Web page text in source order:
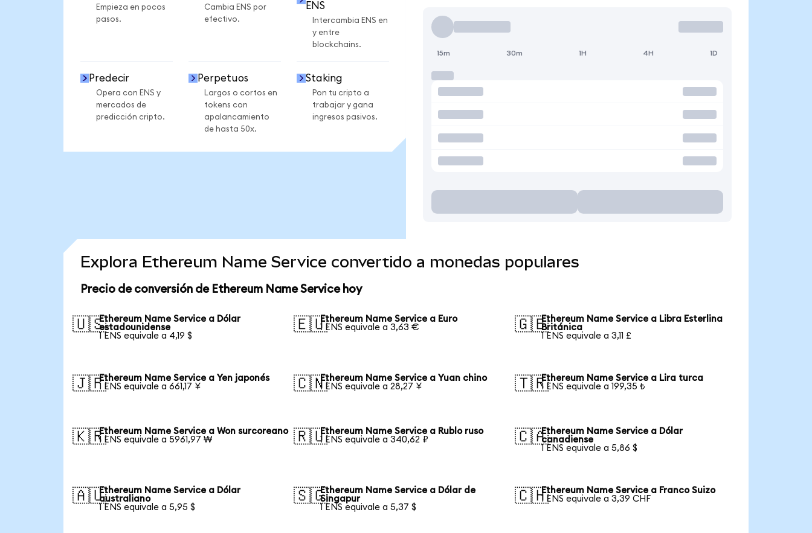
Empieza en pocos
pasos.
Cambia ENS por
efectivo.
ENS
Intercambia ENS en
y entre
blockchains.
Predecir
Opera con ENS y
mercados de
predicción cripto.
Perpetuos
Largos o cortos en
tokens con
apalancamiento
de hasta 50x.
Staking
Pon tu cripto a
trabajar y gana
ingresos pasivos.
15m 30m 1H 4H 1D
Explora Ethereum Name Service convertido a monedas populares
Precio de conversión de Ethereum Name Service hoy
🇺🇸Ethereum Name Service a Dólar
estadounidense
1 ENS equivale a 4,19 $
🇪🇺Ethereum Name Service a Euro
1 ENS equivale a 3,63 €
🇬🇧Ethereum Name Service a Libra Esterlina
Británica
1 ENS equivale a 3,11 £
🇯🇵Ethereum Name Service a Yen japonés
1 ENS equivale a 661,17 ¥
🇨🇳Ethereum Name Service a Yuan chino
1 ENS equivale a 28,27 ¥
🇹🇷Ethereum Name Service a Lira turca
1 ENS equivale a 199,35 ₺
🇰🇷Ethereum Name Service a Won surcoreano
1 ENS equivale a 5961,97 ₩
🇷🇺Ethereum Name Service a Rublo ruso
1 ENS equivale a 340,62 ₽
🇨🇦Ethereum Name Service a Dólar
canadiense
1 ENS equivale a 5,86 $
🇦🇺Ethereum Name Service a Dólar
australiano
1 ENS equivale a 5,95 $
🇸🇬Ethereum Name Service a Dólar de
Singapur
1 ENS equivale a 5,37 $
🇨🇭Ethereum Name Service a Franco Suizo
1 ENS equivale a 3,39 CHF